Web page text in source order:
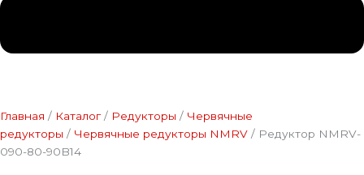
Главная / Каталог / Редукторы / Червячные
редукторы / Червячные редукторы NMRV / Редуктор NMRV-
090-80-90B14